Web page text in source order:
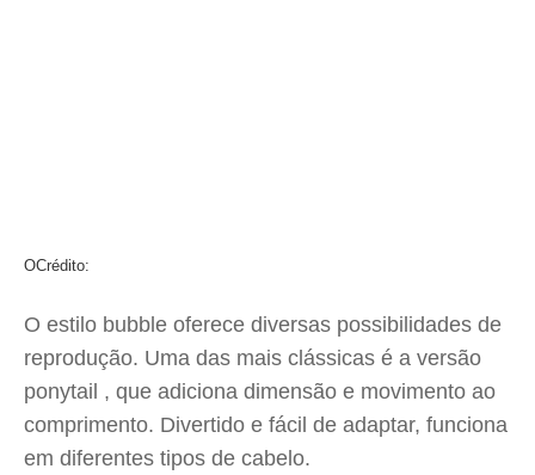
OCrédito:
O estilo bubble oferece diversas possibilidades de
reprodução. Uma das mais clássicas é a versão
ponytail , que adiciona dimensão e movimento ao
comprimento. Divertido e fácil de adaptar, funciona
em diferentes tipos de cabelo.